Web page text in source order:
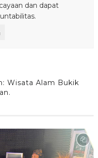
dan dapat
Wisata Alam Bukik